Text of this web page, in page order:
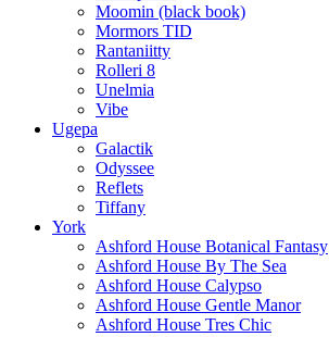
Moomin (black book)
Mormors TID
Rantaniitty
Rolleri 8
Unelmia
Vibe
Ugepa
Galactik
Odyssee
Reflets
Tiffany
York
Ashford House Botanical Fantasy
Ashford House By The Sea
Ashford House Calypso
Ashford House Gentle Manor
Ashford House Tres Chic